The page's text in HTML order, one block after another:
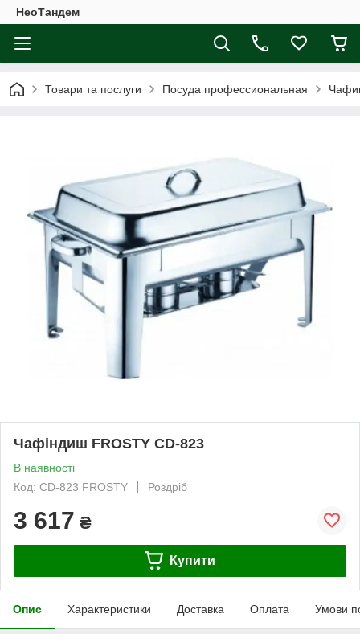
НеоТандем
Товари та послуги Посуда профессиональная
Чафіндиш FROSTY CD-823
В наявності
Код: CD-823 FROSTY
Роздріб
3 617 ₴
Купити
Опис Характеристики Доставка Оплата Умови